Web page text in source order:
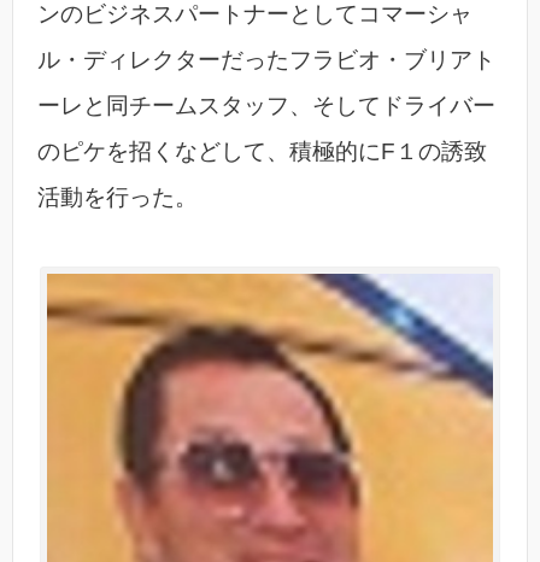
ンのビジネスパートナーとしてコマーシャ
ル・ディレクターだったフラビオ・ブリアト
ーレと同チームスタッフ、そしてドライバー
のピケを招くなどして、積極的にF１の誘致
活動を行った。